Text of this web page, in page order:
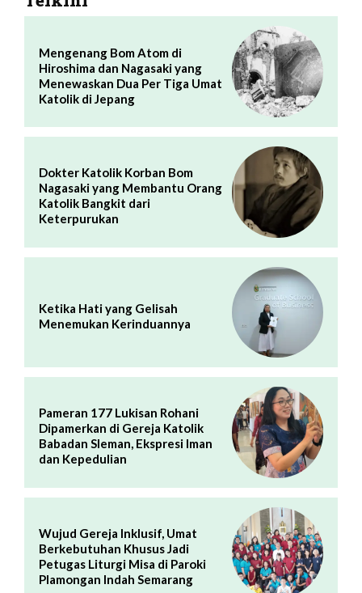
Mengenang Bom Atom di
Hiroshima dan Nagasaki yang
Menewaskan Dua Per Tiga Umat
Katolik di Jepang
Dokter Katolik Korban Bom
Nagasaki yang Membantu Orang
Katolik Bangkit dari
Keterpurukan
Ketika Hati yang Gelisah
Menemukan Kerinduannya
Pameran 177 Lukisan Rohani
Dipamerkan di Gereja Katolik
Babadan Sleman, Ekspresi Iman
dan Kepedulian
Wujud Gereja Inklusif, Umat
Berkebutuhan Khusus Jadi
Petugas Liturgi Misa di Paroki
Plamongan Indah Semarang